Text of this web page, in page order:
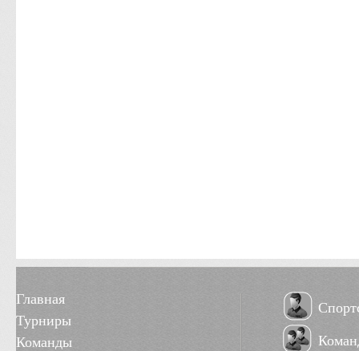
Главная
Турниры
Команды